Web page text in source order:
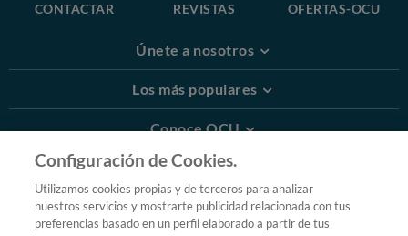
CONTACTAR REVISTAS OFERTAS-OCU
Únete a nosotros
Los más populares
Conoce OCU
Más Información
© 2026 OCU
Condiciones generales de contratación de OCU
Configuración de Cookies.
Utilizamos cookies propias y de terceros para analizar
nuestros servicios y mostrarte publicidad relacionada con tus
preferencias basado en un perfil elaborado a partir de tus